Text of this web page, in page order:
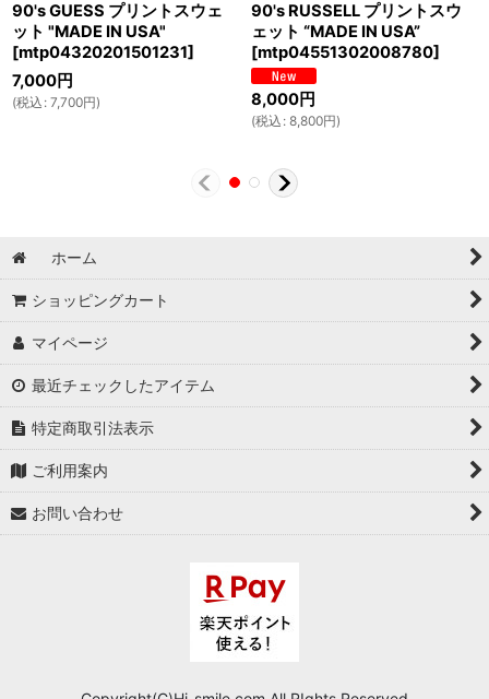
90's GUESS プリントスウェ
ット "MADE IN USA"
[mtp04320201501231]
7,000円
(税込 : 7,700円)
90's RUSSELL プリントスウ
ェット “MADE IN USA”
[mtp04551302008780]
8,000円
(税込 : 8,800円)
ホーム
ショッピングカート
マイページ
最近チェックしたアイテム
特定商取引法表示
ご利用案内
お問い合わせ